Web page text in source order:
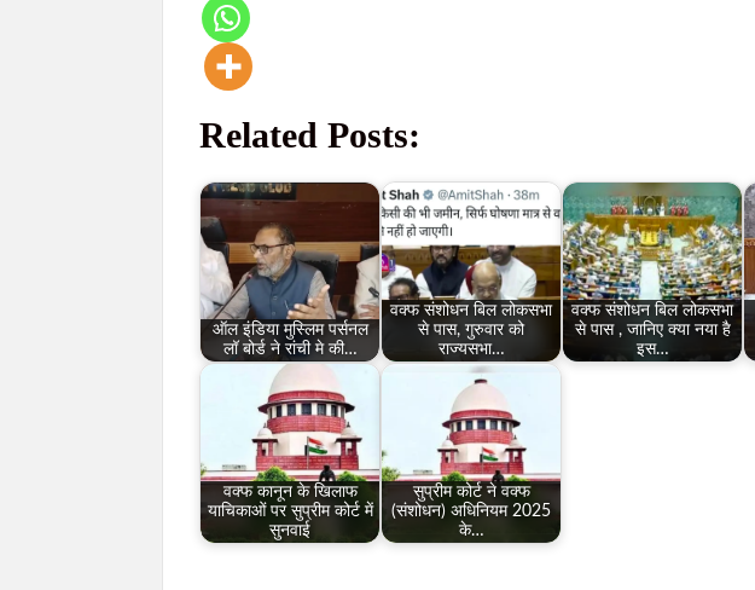
Related Posts:
ऑल इंडिया मुस्लिम पर्सनल
लॉ बोर्ड ने रांची मे की…
वक्फ संशोधन बिल लोकसभा
से पास, गुरुवार को
राज्यसभा…
वक्फ संशोधन बिल लोकसभा
से पास , जानिए क्या नया है
इस…
वक्फ कानून के खिलाफ
याचिकाओं पर सुप्रीम कोर्ट में
सुनवाई
सुप्रीम कोर्ट ने वक्फ
(संशोधन) अधिनियम 2025
के…